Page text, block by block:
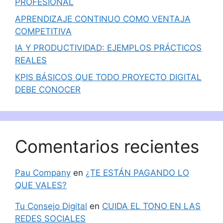
PROFESIONAL
APRENDIZAJE CONTINUO COMO VENTAJA
COMPETITIVA
IA Y PRODUCTIVIDAD: EJEMPLOS PRÁCTICOS
REALES
KPIS BÁSICOS QUE TODO PROYECTO DIGITAL
DEBE CONOCER
Comentarios recientes
Pau Company en ¿TE ESTÁN PAGANDO LO
QUE VALES?
Tu Consejo Digital en CUIDA EL TONO EN LAS
REDES SOCIALES